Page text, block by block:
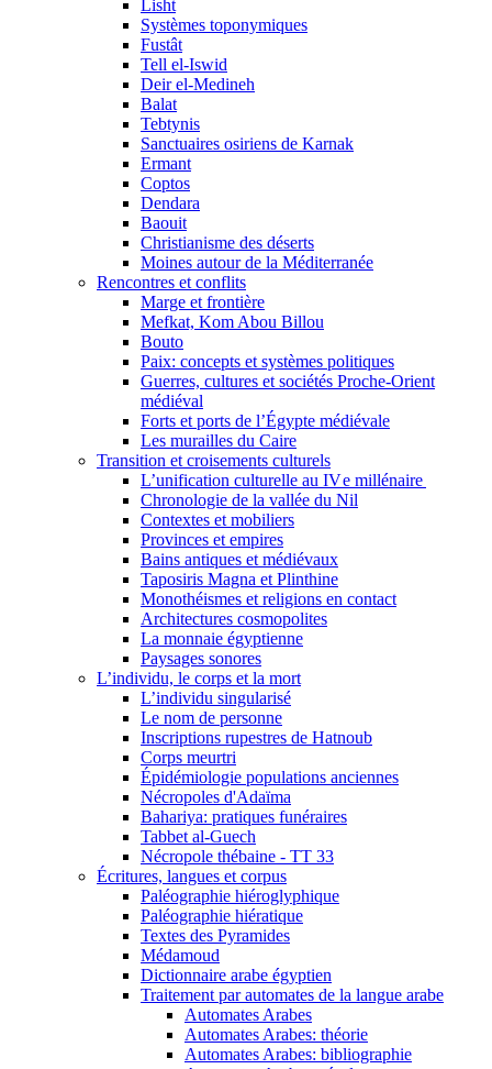
Lisht
Systèmes toponymiques
Fustât
Tell el-Iswid
Deir el-Medineh
Balat
Tebtynis
Sanctuaires osiriens de Karnak
Ermant
Coptos
Dendara
Baouit
Christianisme des déserts
Moines autour de la Méditerranée
Rencontres et conflits
Marge et frontière
Mefkat, Kom Abou Billou
Bouto
Paix: concepts et systèmes politiques
Guerres, cultures et sociétés Proche-Orient
médiéval
Forts et ports de l’Égypte médiévale
Les murailles du Caire
Transition et croisements culturels
L’unification culturelle au IV e millénaire
Chronologie de la vallée du Nil
Contextes et mobiliers
Provinces et empires
Bains antiques et médiévaux
Taposiris Magna et Plinthine
Monothéismes et religions en contact
Architectures cosmopolites
La monnaie égyptienne
Paysages sonores
L’individu, le corps et la mort
L’individu singularisé
Le nom de personne
Inscriptions rupestres de Hatnoub
Corps meurtri
Épidémiologie populations anciennes
Nécropoles d'Adaïma
Bahariya: pratiques funéraires
Tabbet al-Guech
Nécropole thébaine - TT 33
Écritures, langues et corpus
Paléographie hiéroglyphique
Paléographie hiératique
Textes des Pyramides
Médamoud
Dictionnaire arabe égyptien
Traitement par automates de la langue arabe
Automates Arabes
Automates Arabes: théorie
Automates Arabes: bibliographie